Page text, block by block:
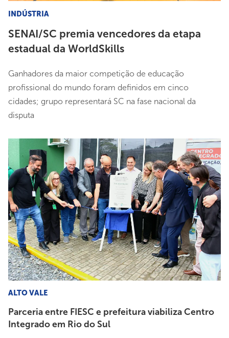
INDÚSTRIA
SENAI/SC premia vencedores da etapa
estadual da WorldSkills
Ganhadores da maior competição de educação
profissional do mundo foram definidos em cinco
cidades; grupo representará SC na fase nacional da
disputa
ALTO VALE
Parceria entre FIESC e prefeitura viabiliza Centro
Integrado em Rio do Sul